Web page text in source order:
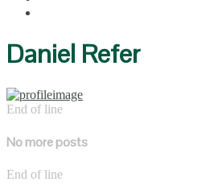
Daniel Refer
End of line
No more posts
End of line